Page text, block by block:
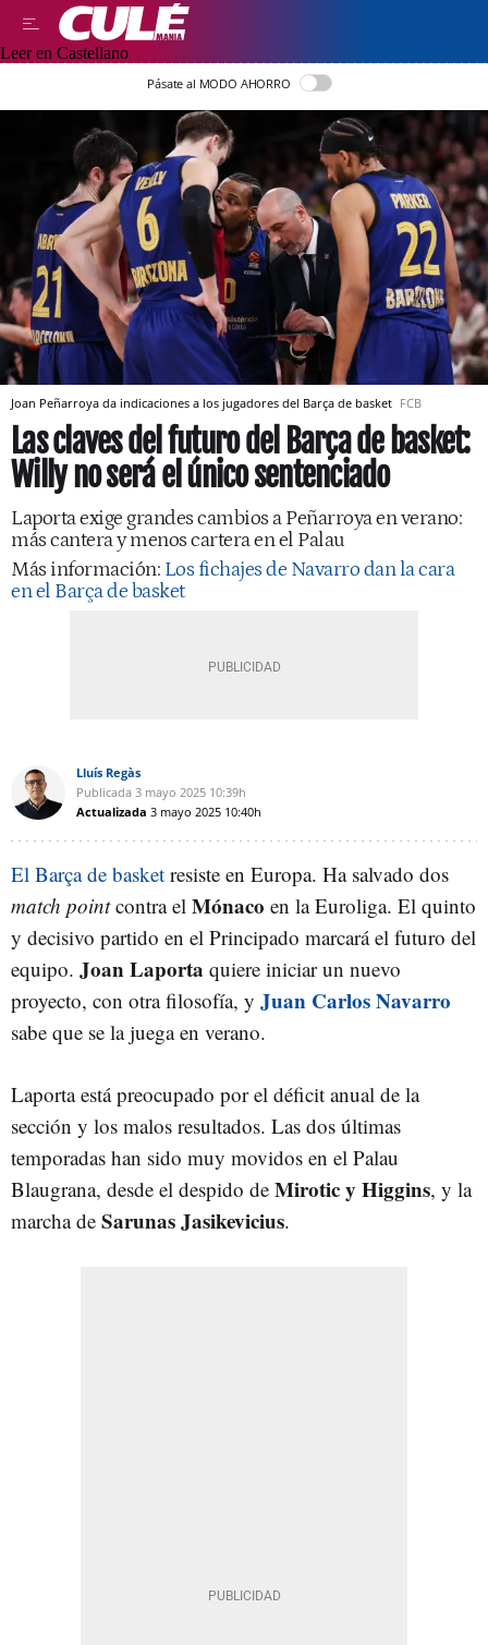
Leer en Castellano
Pásate al MODO AHORRO
Joan Peñarroya da indicaciones a los jugadores del Barça de basket FCB
Las claves del futuro del Barça de basket:
Willy no será el único sentenciado
Laporta exige grandes cambios a Peñarroya en verano:
más cantera y menos cartera en el Palau
Más información: Los fichajes de Navarro dan la cara
en el Barça de basket
Lluís Regàs
Publicada 3 mayo 2025 10:39h
Actualizada 3 mayo 2025 10:40h
El Barça de basket resiste en Europa. Ha salvado dos
match pointcontra el Mónaco en la Euroliga. El quinto
y decisivo partido en el Principado marcará el futuro del
equipo. Joan Laporta quiere iniciar un nuevo
proyecto, con otra filosofía, y Juan Carlos Navarro
sabe que se la juega en verano.
Laporta está preocupado por el déficit anual de la
sección y los malos resultados. Las dos últimas
temporadas han sido muy movidos en el Palau
Blaugrana, desde el despido de Mirotic y Higgins, y la
marcha de Sarunas Jasikevicius.